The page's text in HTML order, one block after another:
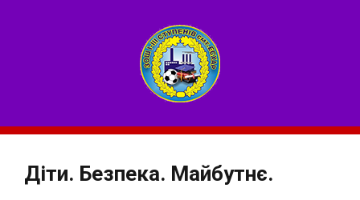
Діти. Безпека. Майбутнє.